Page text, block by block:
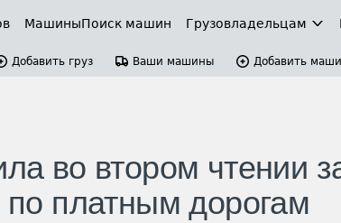
МашиныПоиск машин Грузовладельцам
Добавить груз Ваши машины Добавить
во втором чтении
по платным дорогам